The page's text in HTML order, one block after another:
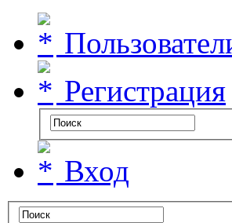
Регистрация
Вход